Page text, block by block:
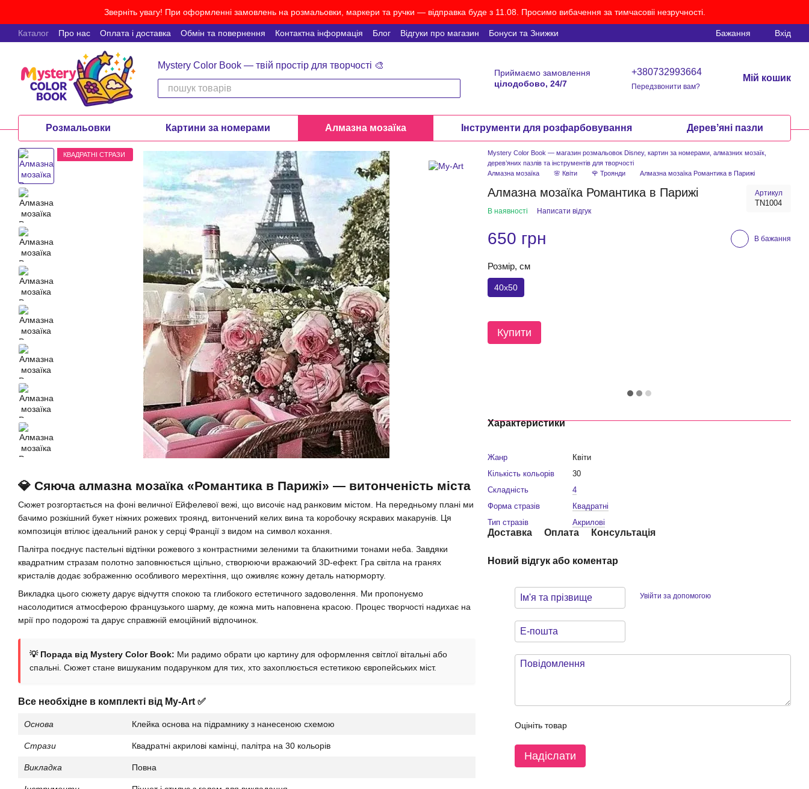
Перейти до основного контентуЗверніть увагу! При оформленні замовлень на розмальовки, маркери та ручки — відправка буде з 11.08. Просимо вибачення за тимчасовіі незручності.
Каталог Про нас Оплата і доставка Обмін та повернення Контактна інформація Блог Відгуки про магазин Бонуси та Знижки Бажання Вхід
Mystery Color Book — твій простір для творчості 🎨
Приймаємо замовлення
цілодобово, 24/7
+380732993664
Передзвонити вам?
Мій кошик
Розмальовки Картини за номерами Алмазна мозаїка Інструменти для розфарбовування Деревʼяні пазли
КВАДРАТНІ СТРАЗИ
💎 Сяюча алмазна мозаїка «Романтика в Парижі» — витонченість міста
Сюжет розгортається на фоні величної Ейфелевої вежі, що височіє над ранковим містом. На передньому плані ми
бачимо розкішний букет ніжних рожевих троянд, витончений келих вина та коробочку яскравих макарунів. Ця
композиція втілює ідеальний ранок у серці Франції з видом на символ кохання.
Палітра поєднує пастельні відтінки рожевого з контрастними зеленими та блакитними тонами неба. Завдяки
квадратним стразам полотно заповнюється щільно, створюючи вражаючий 3D-ефект. Гра світла на гранях
кристалів додає зображенню особливого мерехтіння, що оживляє кожну деталь натюрморту.
Викладка цього сюжету дарує відчуття спокою та глибокого естетичного задоволення. Ми пропонуємо
насолодитися атмосферою французького шарму, де кожна мить наповнена красою. Процес творчості надихає на
мрії про подорожі та дарує справжній емоційний відпочинок.
💡 Порада від Mystery Color Book: Ми радимо обрати цю картину для оформлення світлої вітальні або
спальні. Сюжет стане вишуканим подарунком для тих, хто захоплюється естетикою європейських міст.
Все необхідне в комплекті від My-Art ✅
Основа Клейка основа на підрамнику з нанесеною схемою
Стрази Квадратні акрилові камінці, палітра на 30 кольорів
Викладка Повна
Mystery Color Book — магазин розмальовок Disney, картин за номерами, алмазних мозаїк,
дерев’яних пазлів та інструментів для творчості
Алмазна мозаїка
🌸 Квіти 🌹 Троянди Алмазна мозаїка Романтика в Парижі
Алмазна мозаїка Романтика в Парижі Артикул
TN1004
В наявності Написати відгук
650 грн В бажання
Розмір, см
40x50
Купити
Характеристики
Жанр
Квіти
Кількість кольорів
30
Складність
4
Форма стразів
Квадратні
Тип стразів
Акрилові
Доставка Оплата Консультація
Новий відгук або коментар
Увійти за допомогою
Оцініть товар
Надіслати